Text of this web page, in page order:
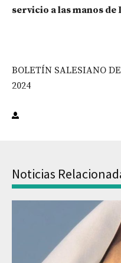
servicio a las manos de
BOLETÍN SALESIANO
2024
Noticias